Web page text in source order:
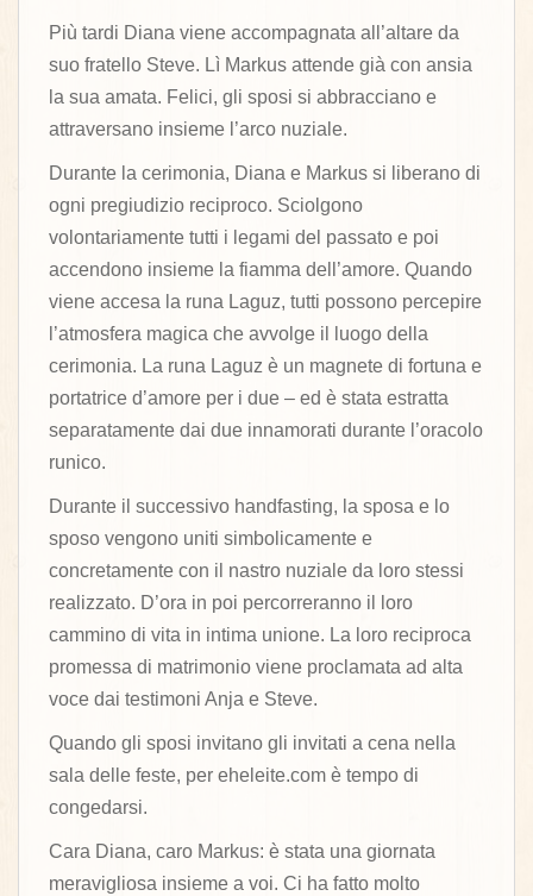
Più tardi Diana viene accompagnata all’altare da
suo fratello Steve. Lì Markus attende già con ansia
la sua amata. Felici, gli sposi si abbracciano e
attraversano insieme l’arco nuziale.
Durante la cerimonia, Diana e Markus si liberano di
ogni pregiudizio reciproco. Sciolgono
volontariamente tutti i legami del passato e poi
accendono insieme la fiamma dell’amore. Quando
viene accesa la runa Laguz, tutti possono percepire
l’atmosfera magica che avvolge il luogo della
cerimonia. La runa Laguz è un magnete di fortuna e
portatrice d’amore per i due – ed è stata estratta
separatamente dai due innamorati durante l’oracolo
runico.
Durante il successivo handfasting, la sposa e lo
sposo vengono uniti simbolicamente e
concretamente con il nastro nuziale da loro stessi
realizzato. D’ora in poi percorreranno il loro
cammino di vita in intima unione. La loro reciproca
promessa di matrimonio viene proclamata ad alta
voce dai testimoni Anja e Steve.
Quando gli sposi invitano gli invitati a cena nella
sala delle feste, per eheleite.com è tempo di
congedarsi.
Cara Diana, caro Markus: è stata una giornata
meravigliosa insieme a voi. Ci ha fatto molto